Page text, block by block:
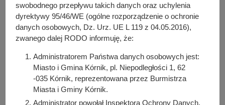
PDF-Zarządzenie nr 34/2024 z dnia 8 kwietnia 2024 r.
(77.33 KB)
Liczba pobrań: 9
Osoba odpowiedzialna za treść:
Aneta Weber
Osoba odpowiedzialna za publikację:
swobodnego przepływu takich danych oraz uchylenia
dyrektywy 95/46/WE (ogólne rozporządzenie o ochronie
danych osobowych, Dz. Urz. UE L 119 z 04.05.2016),
zwanego dalej RODO informuję, że:
Administratorem Państwa danych osobowych jest:
Miasto i Gmina Kórnik, pl. Niepodległości 1, 62
-035 Kórnik, reprezentowana przez Burmistrza
Miasta i Gminy Kórnik.
Administrator powołał Inspektora Ochrony Danych,